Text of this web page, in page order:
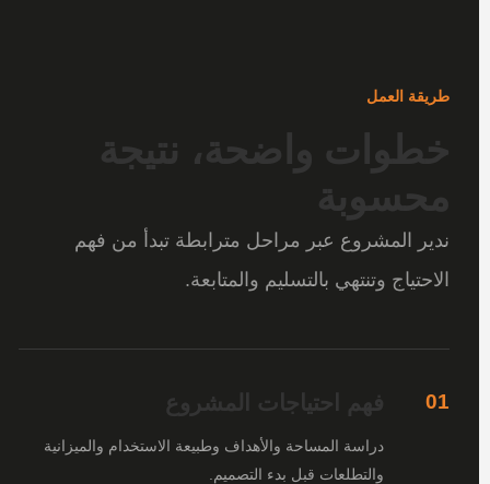
طريقة العمل
خطوات واضحة، نتيجة
محسوبة
ندير المشروع عبر مراحل مترابطة تبدأ من فهم
الاحتياج وتنتهي بالتسليم والمتابعة.
01 فهم احتياجات المشروع
دراسة المساحة والأهداف وطبيعة الاستخدام والميزانية
والتطلعات قبل بدء التصميم.